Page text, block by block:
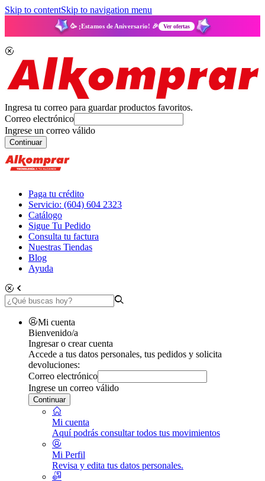
Skip to contentSkip to navigation menu
🥳 ¡Estamos de Aniversario! 🎉 Ver ofertas
Ingresa tu correo para guardar productos favoritos.
Correo electrónico
Ingrese un correo válido
Continuar
Paga tu crédito
Servicio: (604) 604 2323
Catálogo
Sigue Tu Pedido
Consulta tu factura
Nuestras Tiendas
Blog
Ayuda
Mi cuenta
Bienvenido/a
Ingresar o crear cuenta
Accede a tus datos personales, tus pedidos y solicita
devoluciones:
Correo electrónico
Ingrese un correo válido
Continuar
Mi cuenta
Aquí podrás consultar todos tus movimientos
Mi Perfil
Revisa y edita tus datos personales.